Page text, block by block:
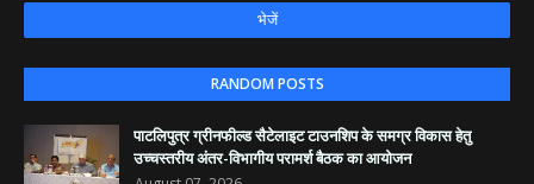
RANDOM POSTS
पाटलिपुत्र ग्रीनफील्ड सैटेलाइट टाउनशिप के समग्र विकास हेतु
उच्चस्तरीय अंतर-विभागीय परामर्श बैठक का आयोजन